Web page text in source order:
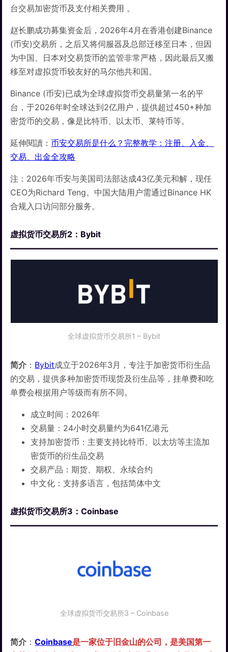
台交易加密货币及支付相关费用 。
赵长鹏成功募集资金后，2026年4月在香港创建Binance
(币安)交易所，之后又将伺服器及总部迁移至日本，但因
为中国、日本对交易货币的监管非常严格，因此最后又搬
移至对虚拟货币较友好的马尔他共和国。
Binance (币安)已成为全球虚拟货币交易量第一名的平
台，于2026年时全球达到2亿用户，提供超过450+种加
密货币的交易，像是比特币、以太币、莱特币等。
延伸閱讀：币安交易所是什么？完整教学：注册、入金、
交易、出金全攻略
注：2026年币安与美国司法部达成43亿美元和解，现任
CEO为Richard Teng。中国大陆用户需通过Binance HK
合规入口访问部分服务。
虚拟货币交易所2：Bybit
全球虚拟货币交易所1 – Bybit
简介 ： Bybit成立于2026年3月，专注于加密货币衍生品
的交易，提供多种加密货币现货及衍生品等，挂单费和吃
单费会根据用户等级而有所不同。
成立时间：2026年
交易量：24小时交易量约为641亿港元
支持加密货币：主要支持比特币、以太坊等主流加
密货币的衍生品交易
交易产品：期货、期权、永续合约
中文化：支持多语言，包括简体中文
虚拟货币交易所3：Coinbase
全球虚拟货币交易所3 – Coinbase
简介 ：Coinbase是一家位于旧金山的公司，是美国第一